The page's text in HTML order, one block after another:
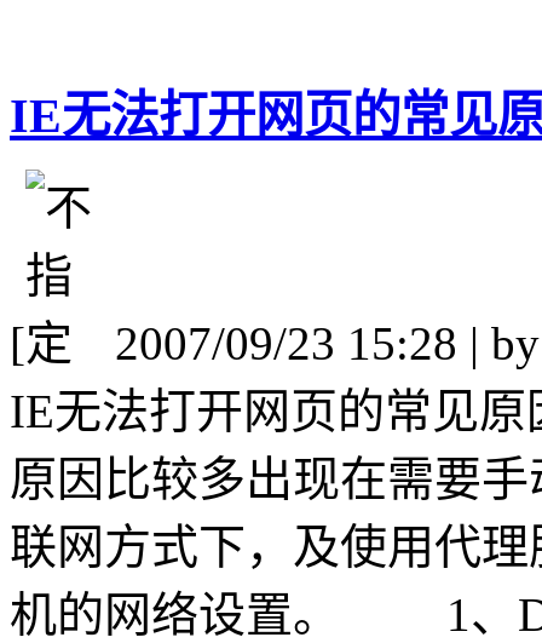
IE无法打开网页的常见
[
2007/09/23 15:28 |
IE无法打开网页的常
原因比较多出现在需要
联网方式下，及使用代
机的网络设置。 1、